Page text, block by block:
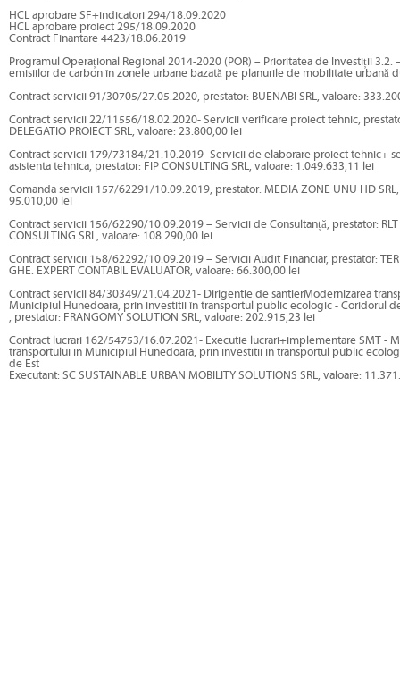
HCL aprobare SF+indicatori 294/18.09.2020
HCL aprobare proiect 295/18.09.2020
Contract Finantare 4423/18.06.2019
Programul Operațional Regional 2014-2020 (POR) – Prioritatea de Investiții 3.2.
emisiilor de carbon în zonele urbane bazată pe planurile de mobilitate urbană
Contract servicii 91/30705/27.05.2020, prestator: BUENABI SRL, valoare:
Contract servicii 22/11556/18.02.2020- Servicii verificare proiect tehnic,
DELEGATIO PROIECT SRL, valoare: 23.800,00 lei
Contract servicii 179/73184/21.10.2019- Servicii de elaborare proiect tehnic+
asistenta tehnica, prestator: FIP CONSULTING SRL, valoare: 1.049.633,11 lei
Comanda servicii 157/62291/10.09.2019, prestator: MEDIA ZONE UNU HD
95.010,00 lei
Contract servicii 156/62290/10.09.2019 – Servicii de Consultanță, prestator: RLT
CONSULTING SRL, valoare: 108.290,00 lei
Contract servicii 158/62292/10.09.2019 – Servicii Audit Financiar, prestator:
GHE. EXPERT CONTABIL EVALUATOR, valoare: 66.300,00 lei
Contract servicii 84/30349/21.04.2021- Dirigentie de santierModernizarea
Municipiul Hunedoara, prin investitii în transportul public ecologic - Coridorul
, prestator: FRANGOMY SOLUTION SRL, valoare: 202.915,23 lei
Contract lucrari 162/54753/16.07.2021- Executie lucrari+implementare SMT -
transportului în Municipiul Hunedoara, prin investitii în transportul public
de Est
Executant: SC SUSTAINABLE URBAN MOBILITY SOLUTIONS SRL, valoare: